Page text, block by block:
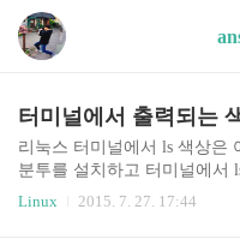
리눅스 터미널에서 ls 색상은
분투를 설치하고 터미널에서
파란색, 실행파일은 녹색, 압
Linux 2015. 7. 27. 17:44